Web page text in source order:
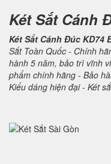
Két Sắt Cánh
Két Sắt Cánh Đúc KD74
Sắt Toàn Quốc - Chính
hành 5 năm, bảo trì vĩnh
phẩm chính hãng - Bảo
Kiểu dáng hiện đại - Két